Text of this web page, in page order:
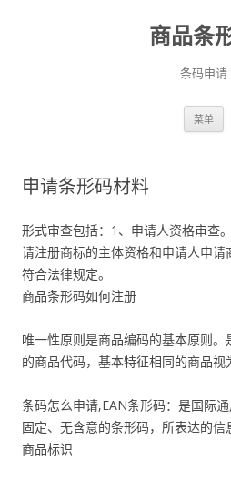
商品条
条码申请
菜单
申请条形码材料
形式审查包括：1、申请人资格审查
请注册商标的主体资格和申请人申
符合法律规定。
商品条形码如何注册
唯一性原则是商品编码的基本原则
的商品代码，基本特征相同的商品视
条码怎么申请,EAN条形码：是国际
固定、无含意的条形码，所表达的
商品标识